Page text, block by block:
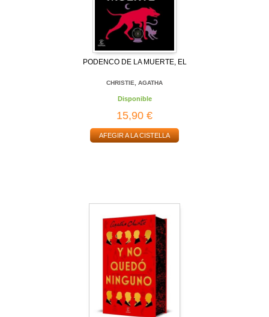
PODENCO DE LA MUERTE, EL
CHRISTIE, AGATHA
Disponible
15,90 €
AFEGIR A LA CISTELLA